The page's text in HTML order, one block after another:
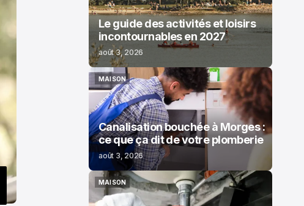
Le guide des activités et loisirs
incontournables en 2027
août 3, 2026
MAISON
MAISON
Canalisation bouchée à Morges :
ce que ça dit de votre plomberie
août 3, 2026
MAISON
MAISON